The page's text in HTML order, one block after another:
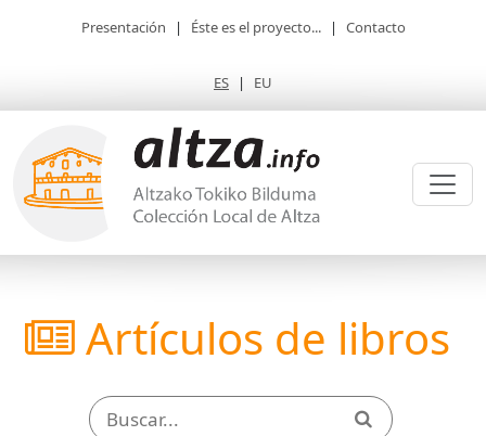
Presentación | Éste es el proyecto... | Contacto
ES | EU
Artículos de libros